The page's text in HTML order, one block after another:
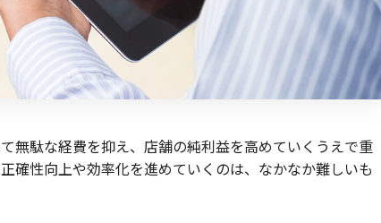
無駄な経費を抑え、店舗の純利益を高めていくうえで重
確性向上や効率化を進めていくのは、なかなか難しいも